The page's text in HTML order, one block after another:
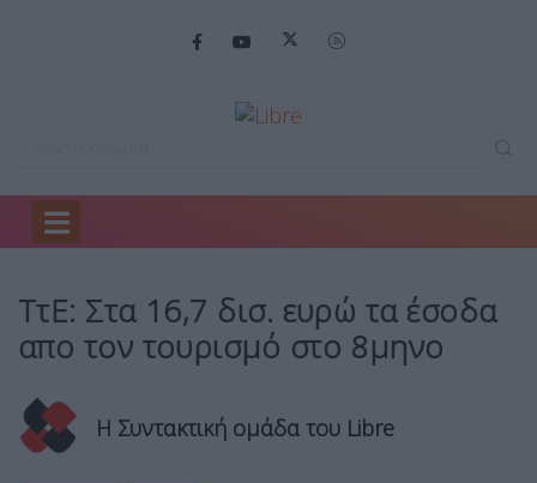
Home
ΤτΕ: Στα 16,7 δισ. ευρώ τα έσοδα
απο τον τουρισμό στο 8μηνο
Η Συντακτική ομάδα του Libre